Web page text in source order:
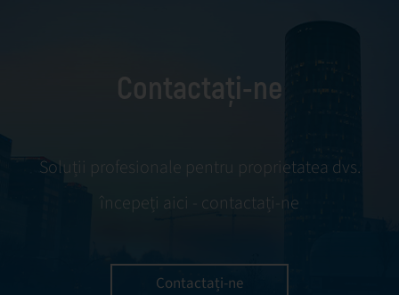
Contactați-ne
Soluții profesionale pentru proprietatea dvs.
începeți aici - contactați-ne
Contactați-ne